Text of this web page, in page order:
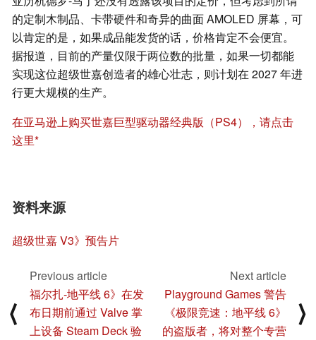
的定制木制品、卡带硬件和奇异的曲面 AMOLED 屏幕，可
以肯定的是，如果成品能发货的话，价格肯定不会便宜。
据报道，目前的产量仅限于两位数的批量，如果一切都能
实现这位超级世嘉创造者的雄心壮志，则计划在 2027 年进
行更大规模的生产。
在亚马逊上购买世嘉巨型驱动器经典版（PS4），请点击
这里
资料来源
超级世嘉 V3》预告片
⟨
Previous article
福尔扎-地平线 6》在发
布日期前通过 Valve 掌
上设备 Steam Deck 验
Next article
Playground Games 警告
《极限竞速：地平线 6》
的盗版者，将对整个专营
⟩